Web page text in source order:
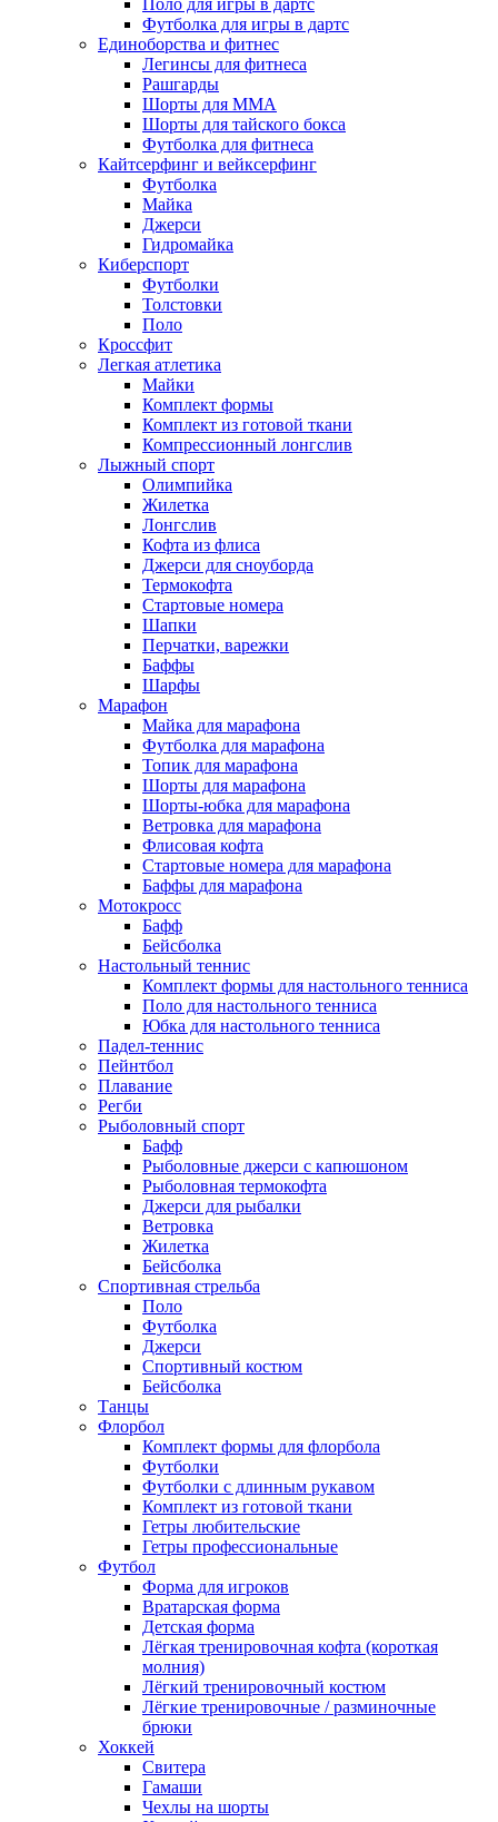
Поло для игры в дартс
Футболка для игры в дартс
Единоборства и фитнес
Легинсы для фитнеса
Рашгарды
Шорты для MMA
Шорты для тайского бокса
Футболка для фитнеса
Кайтсерфинг и вейксерфинг
Футболка
Майка
Джерси
Гидромайка
Киберспорт
Футболки
Толстовки
Поло
Кроссфит
Легкая атлетика
Майки
Комплект формы
Комплект из готовой ткани
Компрессионный лонгслив
Лыжный спорт
Олимпийка
Жилетка
Лонгслив
Кофта из флиса
Джерси для сноуборда
Термокофта
Стартовые номера
Шапки
Перчатки, варежки
Баффы
Шарфы
Марафон
Майка для марафона
Футболка для марафона
Топик для марафона
Шорты для марафона
Шорты-юбка для марафона
Ветровка для марафона
Флисовая кофта
Стартовые номера для марафона
Баффы для марафона
Мотокросс
Бафф
Бейсболка
Настольный теннис
Комплект формы для настольного тенниса
Поло для настольного тенниса
Юбка для настольного тенниса
Падел-теннис
Пейнтбол
Плавание
Регби
Рыболовный спорт
Бафф
Рыболовные джерси с капюшоном
Рыболовная термокофта
Джерси для рыбалки
Ветровка
Жилетка
Бейсболка
Спортивная стрельба
Поло
Футболка
Джерси
Спортивный костюм
Бейсболка
Танцы
Флорбол
Комплект формы для флорбола
Футболки
Футболки с длинным рукавом
Комплект из готовой ткани
Гетры любительские
Гетры профессиональные
Футбол
Форма для игроков
Вратарская форма
Детская форма
Лёгкая тренировочная кофта (короткая
молния)
Лёгкий тренировочный костюм
Лёгкие тренировочные / разминочные
брюки
Хоккей
Свитера
Гамаши
Чехлы на шорты